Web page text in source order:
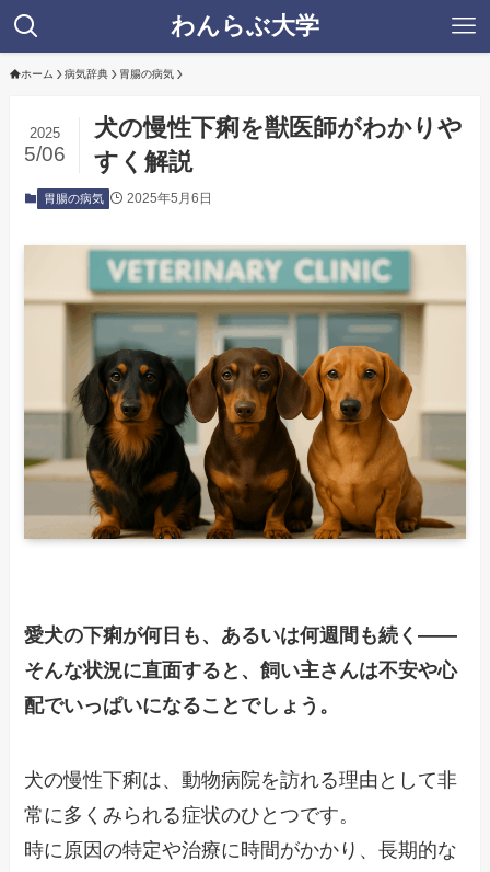
わんらぶ大学
ホーム 病気辞典 胃腸の病気
犬の慢性下痢を獣医師がわかりや
すく解説
2025
5/06
胃腸の病気 2025年5月6日
愛犬の下痢が何日も、あるいは何週間も続く――
そんな状況に直面すると、飼い主さんは不安や心
配でいっぱいになることでしょう。
犬の慢性下痢は、動物病院を訪れる理由として非
常に多くみられる症状のひとつです。
時に原因の特定や治療に時間がかかり、長期的な